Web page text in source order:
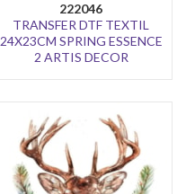
222046
TRANSFER DTF TEXTIL
24X23CM SPRING ESSENCE
2 ARTIS DECOR